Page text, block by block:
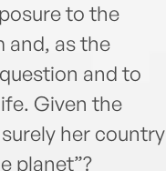
to the
and, as the
and to
Given the
her country
planet”?